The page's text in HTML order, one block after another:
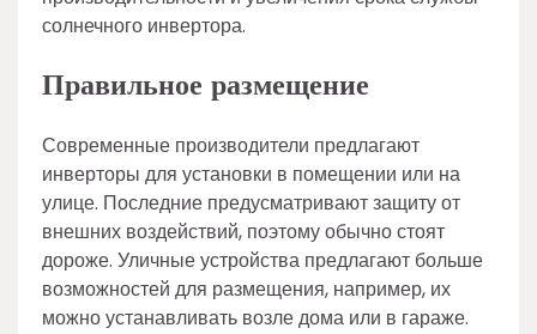
солнечного инвертора.
Правильное размещение
Современные производители предлагают
инверторы для установки в помещении или на
улице. Последние предусматривают защиту от
внешних воздействий, поэтому обычно стоят
дороже. Уличные устройства предлагают больше
возможностей для размещения, например, их
можно устанавливать возле дома или в гараже.